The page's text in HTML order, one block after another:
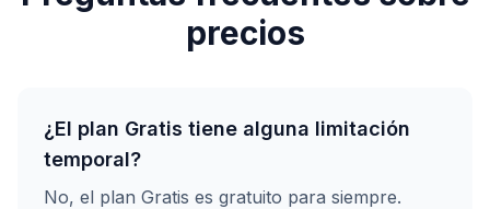
precios
¿El plan Gratis tiene alguna limitación
temporal?
No, el plan Gratis es gratuito para siempre.